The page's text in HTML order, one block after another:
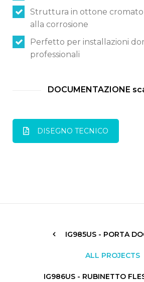
Struttura in ottone cromato
alla corrosione
Perfetto per installazioni
professionali
DOCUMENTAZIONE
DISEGNO TECNICO
IG985US - PORTA
ALL PROJECTS
IG986US - RUBINETTO
Italiano